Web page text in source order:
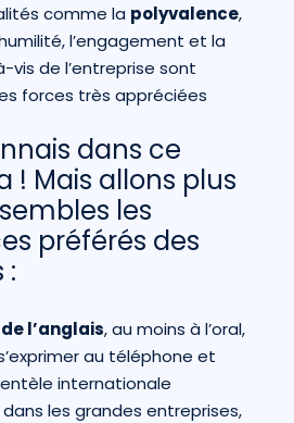
comme la polyvalence,
l’engagement et la
vis de l’entreprise sont
forces très appréciées
dans ce
! Mais allons plus
les
préférés des
:
l’anglais, au moins à l’oral,
au téléphone et
internationale
les grandes entreprises,